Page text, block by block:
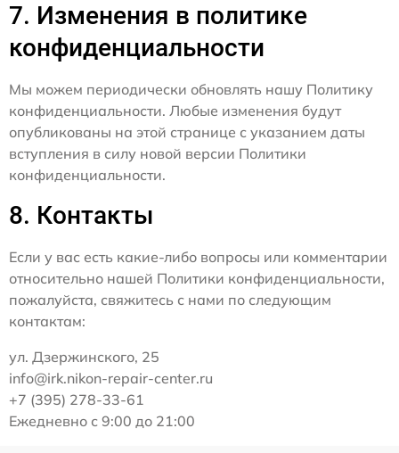
7. Изменения в политике
конфиденциальности
Мы можем периодически обновлять нашу Политику
конфиденциальности. Любые изменения будут
опубликованы на этой странице с указанием даты
вступления в силу новой версии Политики
конфиденциальности.
8. Контакты
Если у вас есть какие-либо вопросы или комментарии
относительно нашей Политики конфиденциальности,
пожалуйста, свяжитесь с нами по следующим
контактам:
ул. Дзержинского, 25
info@irk.nikon-repair-center.ru
+7 (395) 278-33-61
Ежедневно с 9:00 до 21:00